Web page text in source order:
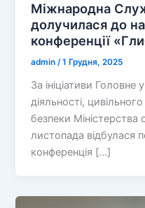
Міжнародна
долучилася до
конференції
admin/1 Грудня, 2025
За ініціативи Головне
діяльності,
безпеки
листопада відбулася
конференція […]